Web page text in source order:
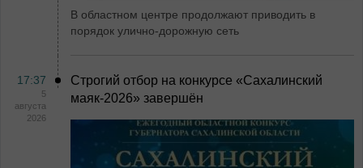
В областном центре продолжают приводить в
порядок улично-дорожную сеть
17:37
5
августа
2026
Строгий отбор на конкурсе «Сахалинский
маяк‑2026» завершён